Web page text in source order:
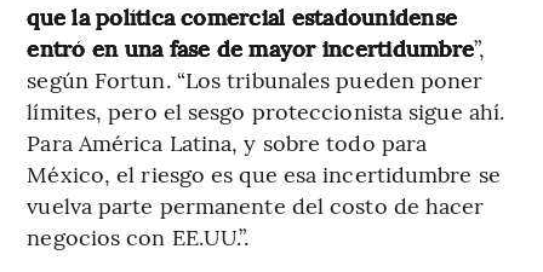
que la política comercial estadounidense
entró en una fase de mayor incertidumbre”,
según Fortun. “Los tribunales pueden poner
límites, pero el sesgo proteccionista sigue ahí.
Para América Latina, y sobre todo para
México, el riesgo es que esa incertidumbre se
vuelva parte permanente del costo de hacer
negocios con EE.UU.”.